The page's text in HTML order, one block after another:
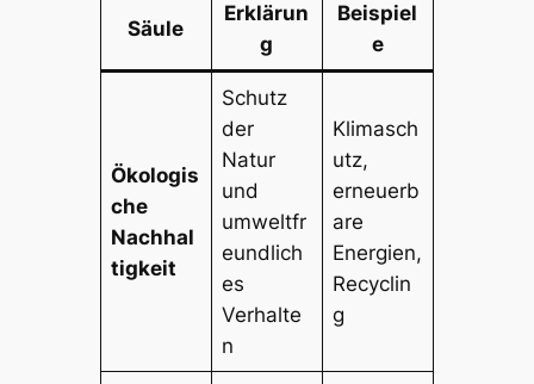
Säule
Erklärun
g
Beispiel
e
Ökologis
che
Nachhal
tigkeit
Schutz
der
Natur
und
umweltfr
eundlich
es
Verhalte
n
Klimasch
utz,
erneuerb
are
Energien,
Recyclin
g